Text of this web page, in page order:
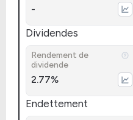
-
Dividendes
Rendement de
dividende
2.77%
Endettement